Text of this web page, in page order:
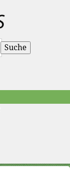
Suche